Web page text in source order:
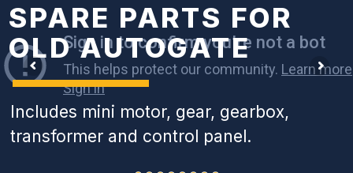
SPARE PARTS FOR
OLD AUTOGATE
Includes mini motor, gear, gearbox,
transformer and control panel.